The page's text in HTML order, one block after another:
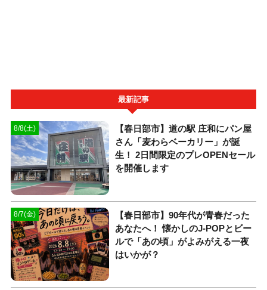
最新記事
8/8(土)
【春日部市】道の駅 庄和にパン屋
さん「麦わらベーカリー」が誕
生！ 2日間限定のプレOPENセール
を開催します
8/7(金)
【春日部市】90年代が青春だった
あなたへ！ 懐かしのJ-POPとビー
ルで「あの頃」がよみがえる一夜
はいかが？